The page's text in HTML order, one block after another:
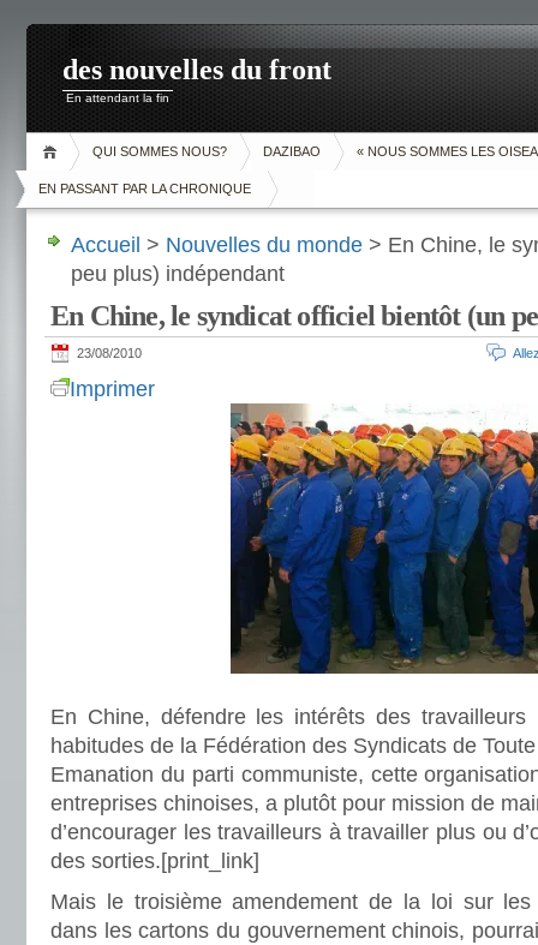
des nouvelles du front
En attendant la fin
QUI SOMMES NOUS? DAZIBAO « NOUS SOMMES LES
EN PASSANT PAR LA CHRONIQUE
Accueil > Nouvelles du monde > En Chine, le
peu plus) indépendant
En Chine, le syndicat officiel bientôt (un
23/08/2010
Imprimer
En Chine, défendre les intérêts des travailleurs
habitudes de la Fédération des Syndicats de
Emanation du parti communiste, cette
entreprises chinoises, a plutôt pour mission de
d’encourager les travailleurs à travailler plus ou
des sorties.[print_link]
Mais le troisième amendement de la loi sur les
dans les cartons du gouvernement chinois,